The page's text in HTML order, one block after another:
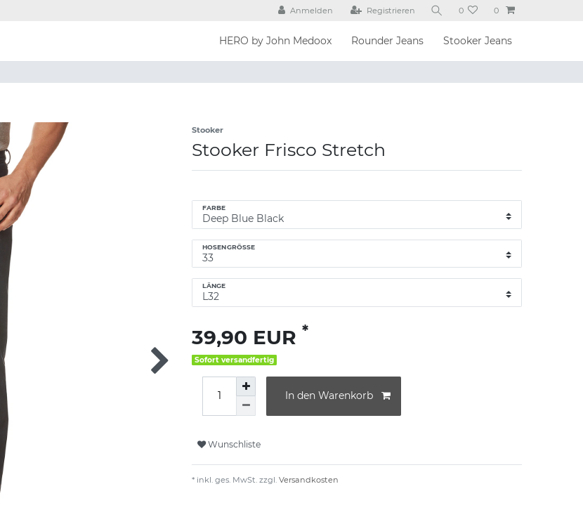
Anmelden Registrieren 0 0
HERO by John Medoox Rounder Jeans Stooker Jeans
Stooker
Stooker Frisco Stretch
FARBE
HOSENGRÖSSE
LÄNGE
39,90 EUR *
Sofort versandfertig
In den Warenkorb
Wunschliste
* inkl. ges. MwSt. zzgl. Versandkosten